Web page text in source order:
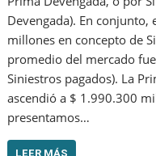
Devengada). En
millones en concepto de
promedio del mercado
Siniestros pagados). La
ascendió a $ 1.990.300
presentamos…
LEER MÁS